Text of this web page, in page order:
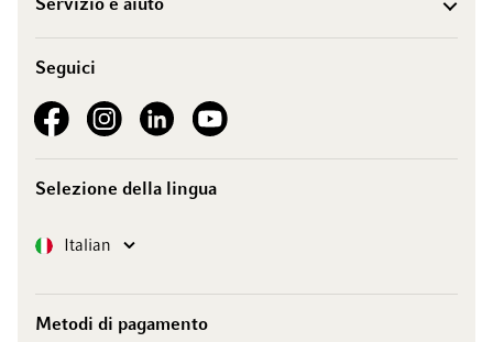
Servizio e aiuto
Seguici
See our FacebookSee our Instagram account
See our LinkedInSee our YouTube channel
Selezione della lingua
Lingua Italian
Metodi di pagamento